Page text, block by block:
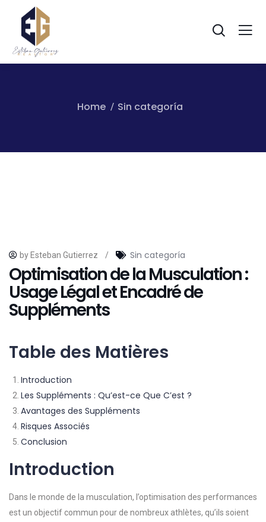
Home Sin categoría
by Esteban Gutierrez / Sin categoría
Optimisation de la Musculation :
Usage Légal et Encadré de
Suppléments
Table des Matières
Introduction
Les Suppléments : Qu’est-ce Que C’est ?
Avantages des Suppléments
Risques Associés
Conclusion
Introduction
Dans le monde de la musculation, l’optimisation des performances
est un objectif commun pour de nombreux athlètes, qu’ils soient